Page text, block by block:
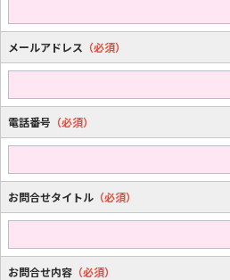
メールアドレス （必須）
電話番号 （必須）
お問合せタイトル （必須）
お問合せ内容 （必須）